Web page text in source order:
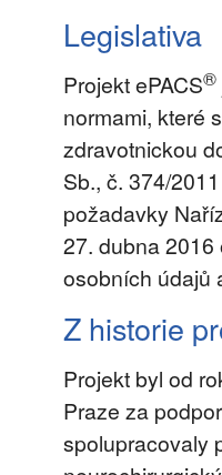
Legislativa
Projekt ePACS®
normami, které
zdravotnickou
Sb., č. 374/
požadavky
27. dubna
osobních údajů
Z historie
Projekt byl od
Praze za
spolupracovaly